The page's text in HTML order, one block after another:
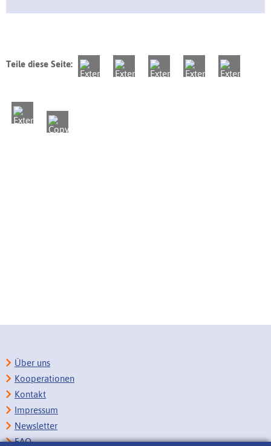
Teile diese Seite:
Über uns
Kooperationen
Kontakt
Impressum
Newsletter
FAQ